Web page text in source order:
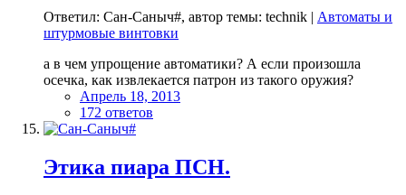
Ответил: Сан-Саныч#, автор темы: technik | Автоматы и
штурмовые винтовки
а в чем упрощение автоматики? А если произошла
осечка, как извлекается патрон из такого оружия?
Апрель 18, 2013
172 ответов
Этика пиара ПСН.